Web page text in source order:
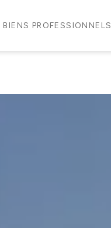
BIENS PROFESSIONNELS